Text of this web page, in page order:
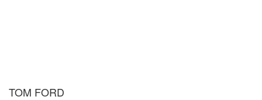
TOM FORD